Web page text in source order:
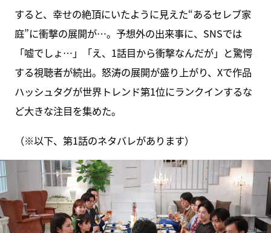
すると、幸せの絶頂にいたように見えた“あるセレブ家
庭”に衝撃の展開が…。予想外の出来事に、SNSでは
「嘘でしょ…」「え、1話目から衝撃なんだが」と驚愕
する視聴者が続出。怒涛の展開が盛り上がり、Xで作品
ハッシュタグが世界トレンド第1位にランクインするな
ど大きな注目を集めた。
（※以下、第1話のネタバレがあります）